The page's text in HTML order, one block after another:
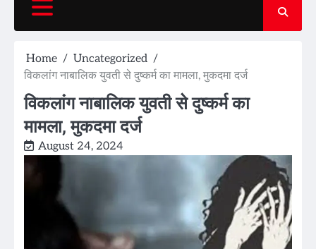
Home
Uncategorized
विकलांग नाबालिक युवती से दुष्कर्म का मामला, मुकदमा दर्ज
विकलांग नाबालिक युवती से दुष्कर्म का
मामला, मुकदमा दर्ज
August 24, 2024